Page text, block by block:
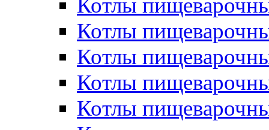
Котлы
Котлы
Котлы
Котлы
Котлы